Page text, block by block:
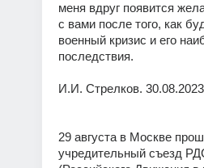
меня вдруг появится
с вами после того, как
военный кризис и его
последствия.
И.И. Стрелков.
29 августа в Москве
учредительный съезд